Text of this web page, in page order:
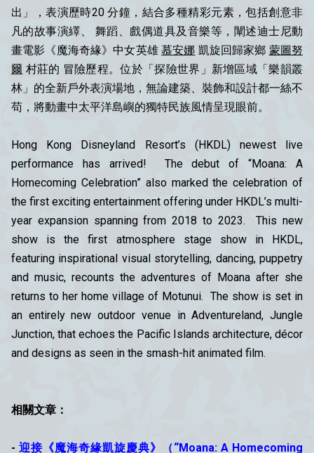
出」，表演歷時20 分鐘，結合多種精彩元素，包括創意非
凡的故事演繹、 舞蹈、戲偶道具及音樂等，闡述迪士尼動
畫電影《魔海奇緣》中女英雄慕安娜 凱旋回歸家鄉 蒙圖努
爾 村莊的 冒險歷程。位於「探險世界」新增區域「樂韻叢
林」的全新戶外表演場地，無論建築、裝飾和設計都一絲不
苟，將動畫中太平洋島嶼的獨特民族風情呈現眼前。
Hong Kong Disneyland Resort’s (HKDL) newest live
performance has arrived! The debut of “Moana: A
Homecoming Celebration” also marked the celebration of
the first exciting entertainment offering under HKDL’s multi-
year expansion spanning from 2018 to 2023. This new
show is the first atmosphere stage show in HKDL,
featuring inspirational visual storytelling, dancing, puppetry
and music, recounts the adventures of Moana after she
returns to her home village of Motunui. The show is set in
an entirely new outdoor venue in Adventureland, Jungle
Junction, that echoes the Pacific Islands architecture, décor
and designs as seen in the smash-hit animated film.
相關文章：
- 迎接《魔海奇緣凱旋慶典》（“Moana: A Homecoming